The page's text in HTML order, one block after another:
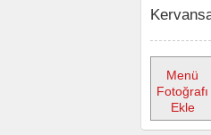
Menü
Fotoğrafı
Ekle